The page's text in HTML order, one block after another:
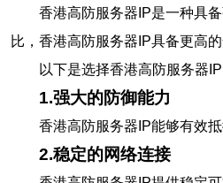
香港高防服务器IP是一种具
比，香港高防服务器IP具备更高的
以下是选择香港高防服务器
1.强大的防御能力
香港高防服务器IP能够有效
2.稳定的网络连接